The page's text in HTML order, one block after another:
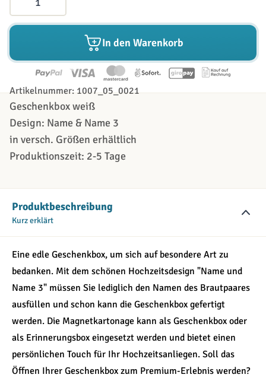
Produktbeschreibung
Kurz erklärt
Eine edle Geschenkbox, um sich auf besondere Art zu
bedanken. Mit dem schönen Hochzeitsdesign "Name und
Name 3" müssen Sie lediglich den Namen des Brautpaares
ausfüllen und schon kann die Geschenkbox gefertigt
werden. Die Magnetkartonage kann als Geschenkbox oder
als Erinnerungsbox eingesetzt werden und bietet einen
persönlichen Touch für Ihr Hochzeitsanliegen. Soll das
Öffnen Ihrer Geschenkbox zum Premium-Erlebnis werden?
In den Warenkorb
Artikelnummer: 1007_05_0021
Geschenkbox weiß
Design: Name & Name 3
in versch. Größen erhältlich
Produktionszeit: 2-5 Tage